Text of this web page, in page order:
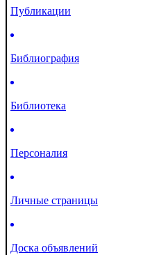
Публикации
Библиография
Библиотека
Персоналия
Личные страницы
Доска объявлений